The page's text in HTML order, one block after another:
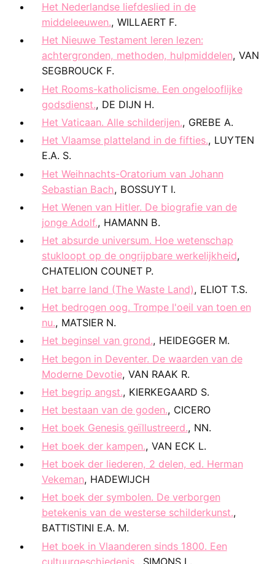
Het Nederlandse liefdeslied in de
middeleeuwen., WILLAERT F.
Het Nieuwe Testament leren lezen:
achtergronden, methoden, hulpmiddelen, VAN
SEGBROUCK F.
Het Rooms-katholicisme. Een ongelooflijke
godsdienst., DE DIJN H.
Het Vaticaan. Alle schilderijen., GREBE A.
Het Vlaamse platteland in de fifties., LUYTEN
E.A. S.
Het Weihnachts-Oratorium van Johann
Sebastian Bach, BOSSUYT I.
Het Wenen van Hitler. De biografie van de
jonge Adolf., HAMANN B.
Het absurde universum. Hoe wetenschap
stukloopt op de ongrijpbare werkelijkheid,
CHATELION COUNET P.
Het barre land (The Waste Land), ELIOT T.S.
Het bedrogen oog. Trompe l'oeil van toen en
nu., MATSIER N.
Het beginsel van grond., HEIDEGGER M.
Het begon in Deventer. De waarden van de
Moderne Devotie, VAN RAAK R.
Het begrip angst., KIERKEGAARD S.
Het bestaan van de goden., CICERO
Het boek Genesis geïllustreerd., NN.
Het boek der kampen., VAN ECK L.
Het boek der liederen, 2 delen, ed. Herman
Vekeman, HADEWIJCH
Het boek der symbolen. De verborgen
betekenis van de westerse schilderkunst.,
BATTISTINI E.A. M.
Het boek in Vlaanderen sinds 1800. Een
cultuurgeschiedenis., SIMONS L.